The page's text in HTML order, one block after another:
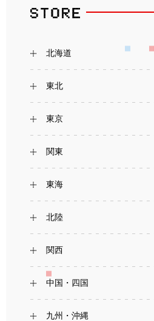
北海道
東北
東京
関東
東海
北陸
関西
中国・四国
九州・沖縄